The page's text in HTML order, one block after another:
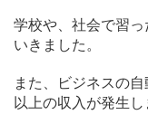
学校や、社会で習
いきました。
また、ビジネスの
以上の収入が発生し